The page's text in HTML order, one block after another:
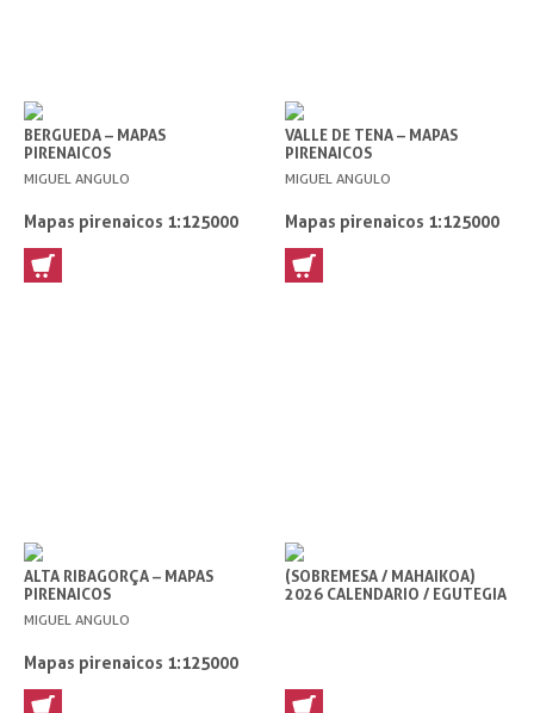
BERGUEDA – MAPAS
PIRENAICOS
MIGUEL ANGULO
Mapas pirenaicos 1:125000
VALLE DE TENA – MAPAS
PIRENAICOS
MIGUEL ANGULO
Mapas pirenaicos 1:125000
ALTA RIBAGORÇA – MAPAS
PIRENAICOS
MIGUEL ANGULO
Mapas pirenaicos 1:125000
(SOBREMESA / MAHAIKOA)
2026 CALENDARIO / EGUTEGIA